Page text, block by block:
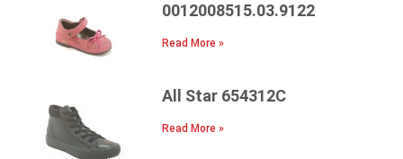
0012008515.03.9122
Read More »
All Star 654312C
Read More »